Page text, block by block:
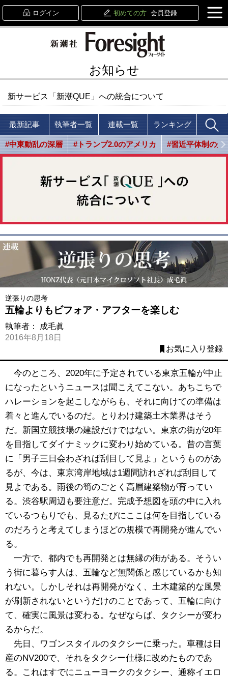
ログイン 初めての方 会員登録
お知らせ
新サービス「新潮QUE」への統合について
最新記事 執筆者一覧 連載一覧 ランキング
#中東動乱の深層 #トランプ2.0のアメリカ #習近平体制の光
逆張りの思考
五輪よりもビフォア・アフターを楽しむ
執筆者： 成毛眞
2016年8月18日
お気に入り登録
今のところ、2020年に予定されている東京五輪が中止
になったというニュースは聞こえてこない。あちこちで
ハレーションを起こしながらも、それに向けての準備は
着々と進んでいるのだ。とりわけ建築土木業界はそう
だ。新国立競技場の建設だけではない。東京の街が20年
を目指してダイナミックに変わり始めている。昔の言葉
に「男子三日会わざれば刮目して見よ」というものがあ
るが、今は、東京湾岸地域は1週間訪れざれば刮目して
見よである。雨後の筍のごとく高層建築物が育ってい
る。渋谷駅周辺も要注意だ。完成予想図を頭の中に入れ
ているつもりでも、見るたびにここは何を目指している
のだろうと考えてしまうほどの規模で再開発が進んでい
る。
一方で、都内でも再開発とは無縁の街がある。そうい
う街に暮らす人は、五輪など無関係と感じているかも知
れない。しかしそれは再開発がなく、土木建築的な風景
が刷新されないというだけのことであって、五輪に向け
て、確実に風景は変わる。なぜならば、タクシーが変わ
るからだ。
先日、ワゴンスタイルのタクシーに乗った。車種は日
産のNV200で、それをタクシー仕様に改めたものであ
る。これはすでにニューヨークのタクシー、通称イエロ